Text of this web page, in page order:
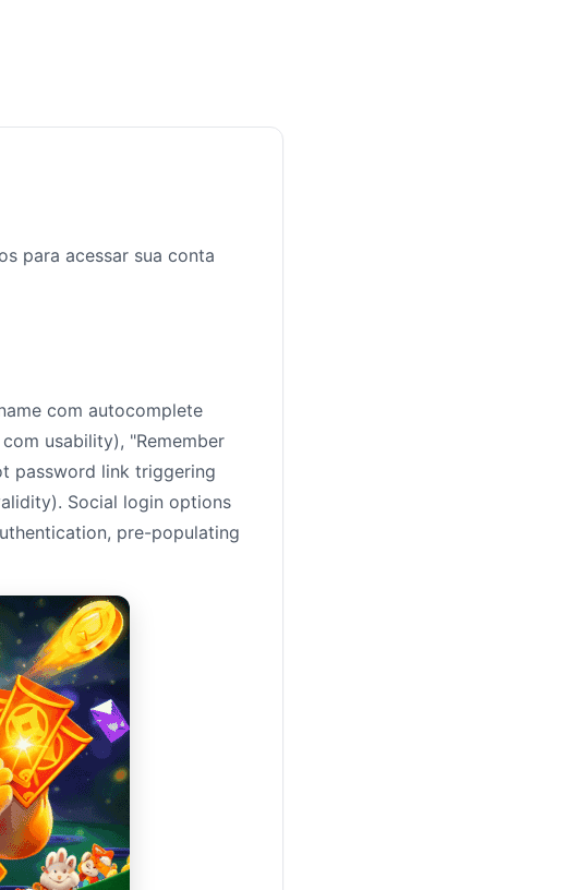
para acessar sua conta
com autocomplete
usability), "Remember
password link triggering
Social login options
pre-populating